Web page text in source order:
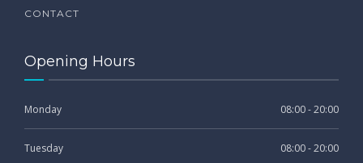
CONTACT
Opening Hours
Monday 08:00 - 20:00
Tuesday 08:00 - 20:00